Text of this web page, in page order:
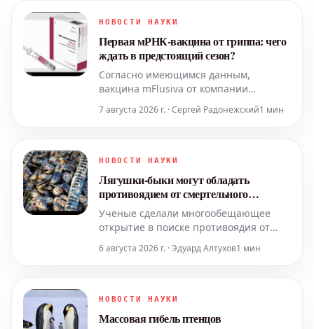
НОВОСТИ НАУКИ
Первая мРНК-вакцина от гриппа: чего
ждать в предстоящий сезон?
Согласно имеющимся данным,
вакцина mFlusiva от компании
Moderna, в отличие от традиционных
прививок от гриппа, формирует более
предотвращает заражение.
7 августа 2026 г. · Сергей Радонежский1 мин
НОВОСТИ НАУКИ
Лягушки-быки могут обладать
противоядием от смертельного
отравления моллюсками
Ученые сделали многообещающее
открытие в поиске противоядия от
моллюсками. Выделив специфический
мышей от того же типа отравления,
угрозу для здоровья человека. Этот
6 августа 2026 г. · Эдуард Алтухов1 мин
НОВОСТИ НАУКИ
Массовая гибель птенцов